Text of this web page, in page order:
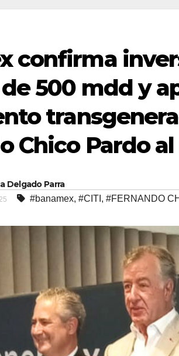
confirma
500 mdd y
Chico Pardo
Delgado Parra
#banamex, #CITI , #FERNANDO